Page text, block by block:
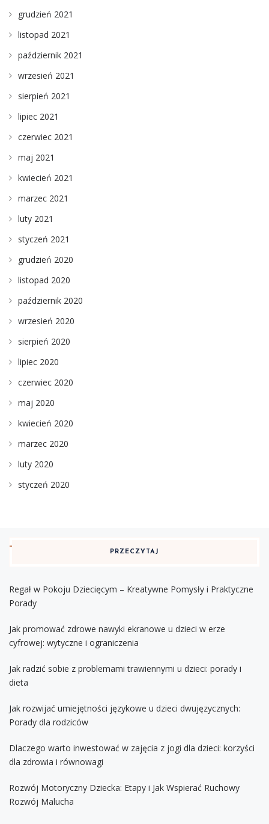
grudzień 2021
listopad 2021
październik 2021
wrzesień 2021
sierpień 2021
lipiec 2021
czerwiec 2021
maj 2021
kwiecień 2021
marzec 2021
luty 2021
styczeń 2021
grudzień 2020
listopad 2020
październik 2020
wrzesień 2020
sierpień 2020
lipiec 2020
czerwiec 2020
maj 2020
kwiecień 2020
marzec 2020
luty 2020
styczeń 2020
PRZECZYTAJ
Regał w Pokoju Dziecięcym – Kreatywne Pomysły i Praktyczne
Porady
Jak promować zdrowe nawyki ekranowe u dzieci w erze
cyfrowej: wytyczne i ograniczenia
Jak radzić sobie z problemami trawiennymi u dzieci: porady i
dieta
Jak rozwijać umiejętności językowe u dzieci dwujęzycznych:
Porady dla rodziców
Dlaczego warto inwestować w zajęcia z jogi dla dzieci: korzyści
dla zdrowia i równowagi
Rozwój Motoryczny Dziecka: Etapy i Jak Wspierać Ruchowy
Rozwój Malucha